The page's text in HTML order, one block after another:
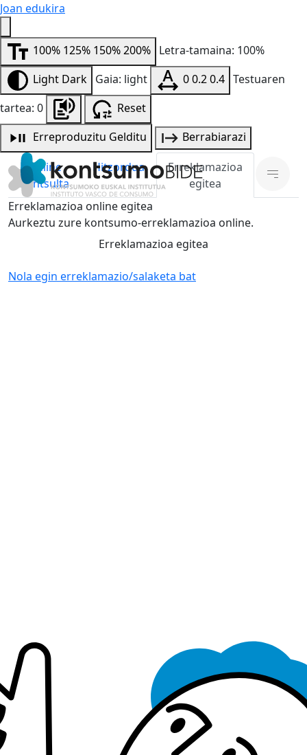
Joan edukira
100% 125% 150%200% Letra-tamaina: 100%
Light Dark Gaia: light 00.20.4 Testuaren
tartea: 0
Reset
Erreproduzitu Gelditu
Berrabiarazi
Online
kontsulta
Hitzordua
Erreklamazioa
egitea
Erreklamazioa online egitea
Aurkeztu zure kontsumo-erreklamazioa online.
Erreklamazioa egitea
Nola egin erreklamazio/salaketa bat